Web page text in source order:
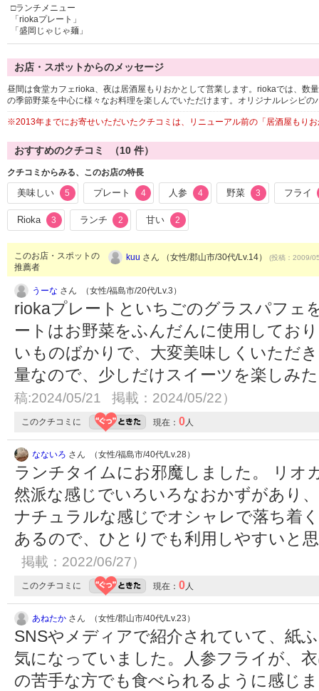
□ランチメニュー
「riokaプレート」
「盛岡じゃじゃ麺」
お店・スポットからのメッセージ
昼間は食堂カフェrioka、夜は居酒屋もりおかとして営業します。riokaでは、数
の季節野菜を中心に様々なお料理を楽しんでいただけます。オリジナルレシピの
※2013年までにお寄せいただいたクチコミは、リニューアル前の「居酒屋もり
おすすめのクチコミ （10 件）
クチコミからみる、このお店の特長
美味しい 5 プレート 4 人参 4 野菜 3 フライ
Rioka 3 ランチ 2 甘い 2
このお店・スポットの
推薦者
kuu さん （女性/郡山市/30代/Lv.14） (投稿：2009/
うーな さん （女性/福島市/20代/Lv.3）
riokaプレートといちごのグラスパフェ
ートはお野菜をふんだんに使用してお
いものばかりで、大変美味しくいただ
量なので、少しだけスイーツを楽しみ
稿:2024/05/21 掲載：2024/05/22）
このクチコミに 現在： 0人
なないろ さん （女性/福島市/40代/Lv.28）
ランチタイムにお邪魔しました。 リオ
然派な感じでいろいろなおかずがあり
ナチュラルな感じでオシャレで落ち着
あるので、ひとりでも利用しやすいと
掲載：2022/06/27）
このクチコミに 現在： 0人
あねたか さん （女性/郡山市/40代/Lv.23）
SNSやメディアで紹介されていて、紙
気になっていました。人参フライが、
の苦手な方でも食べられるように感じ